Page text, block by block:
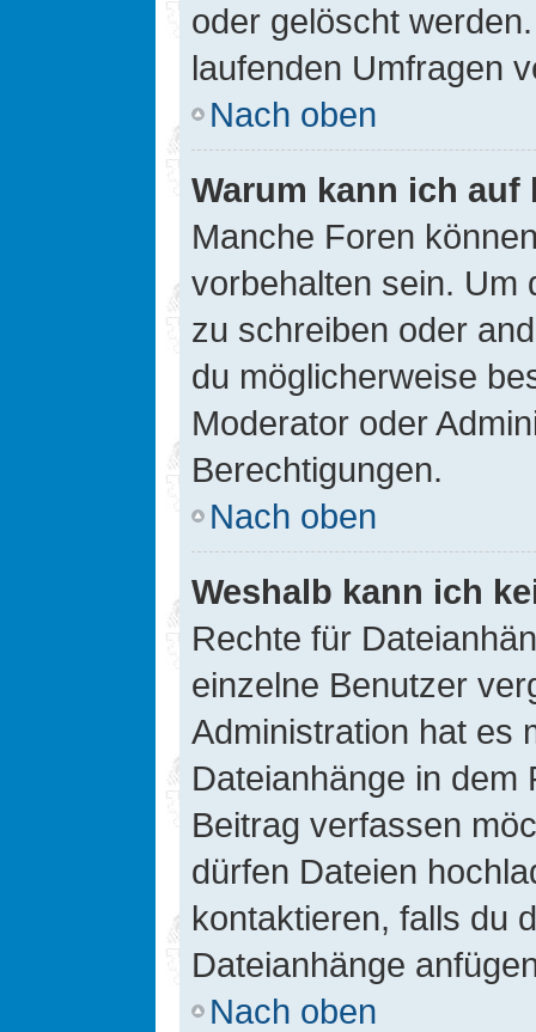
oder gelöscht
laufenden Umfragen
Nach oben
Warum kann ich
Manche Foren
vorbehalten sein. Um
zu schreiben oder
du möglicherweise
Moderator oder
Berechtigungen.
Nach oben
Weshalb kann ich
Rechte für
einzelne Benutzer
Administration hat es
Dateianhänge in dem
Beitrag verfassen
dürfen Dateien
kontaktieren, falls du
Dateianhänge
Nach oben